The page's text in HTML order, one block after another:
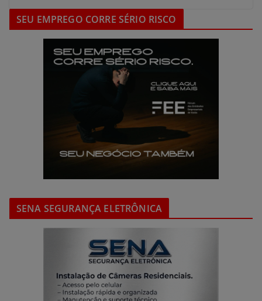
SEU EMPREGO CORRE SÉRIO RISCO
SENA SEGURANÇA ELETRÔNICA